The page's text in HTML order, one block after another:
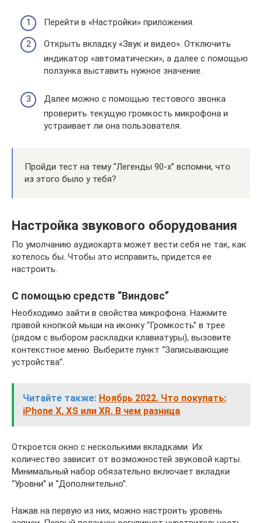
Перейти в «Настройки» приложения.
Открыть вкладку «Звук и видео». Отключить
индикатор «автоматически», а далее с помощью
ползунка выставить нужное значение.
Далее можно с помощью тестового звонка
проверить текущую громкость микрофона и
устраивает ли она пользователя.
Пройди тест на тему “Легенды 90-х” вспомни, что
из этого было у тебя?
Настройка звукового оборудования
По умолчанию аудиокарта может вести себя не так, как
хотелось бы. Чтобы это исправить, придется ее
настроить.
С помощью средств “Виндовс”
Необходимо зайти в свойства микрофона. Нажмите
правой кнопкой мыши на иконку “Громкость” в трее
(рядом с выбором раскладки клавиатуры), вызовите
контекстное меню. Выберите пункт “Записывающие
устройства”.
Читайте также: Ноябрь 2022. Что покупать:
iPhone X, XS или XR. В чем разница
Откроется окно с несколькими вкладками. Их
количество зависит от возможностей звуковой карты.
Минимальный набор обязательно включает вкладки
“Уровни” и “Дополнительно”.
Нажав на первую из них, можно настроить уровень